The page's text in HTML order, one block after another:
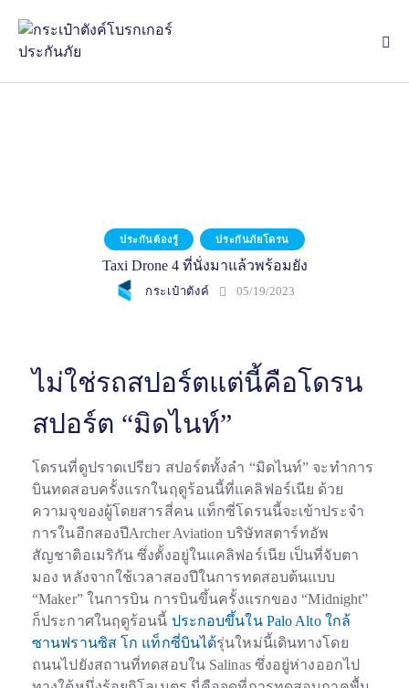
ประกันต้องรู้ ประกันภัยโดรน
Taxi Drone 4 ที่นั่งมาแล้วพร้อมยัง
กระเป๋าตังค์ 05/19/2023
ไม่ใช่รถสปอร์ตแต่นี้คือโดรน
สปอร์ต “มิดไนท์”
โดรนที่ดูปราดเปรียว สปอร์ตทั้งลำ “มิดไนท์” จะทำการ
บินทดสอบครั้งแรกในฤดูร้อนนี้ที่แคลิฟอร์เนีย ด้วย
ความจุของผู้โดยสารสี่คน แท็กซี่โดรนนี้จะเข้าประจำ
การในอีกสองปีArcher Aviation บริษัทสตาร์ทอัพ
สัญชาติอเมริกัน ซึ่งตั้งอยู่ในแคลิฟอร์เนีย เป็นที่จับตา
มอง หลังจากใช้เวลาสองปีในการทดสอบต้นแบบ
“Maker” ในการบิน การบินขึ้นครั้งแรกของ “Midnight”
ก็ประกาศในฤดูร้อนนี้ ประกอบขึ้นใน Palo Alto ใกล้
ซานฟรานซิส โก แท็กซี่บินได้รุ่นใหม่นี้เดินทางโดย
ถนนไปยังสถานที่ทดสอบใน Salinas ซึ่งอยู่ห่างออกไป